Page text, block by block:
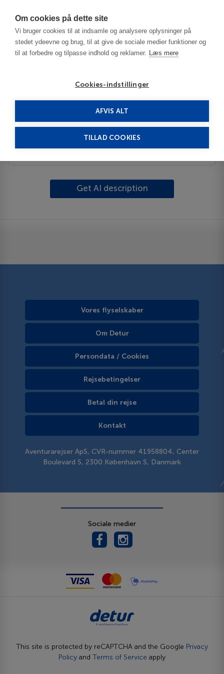
Om cookies på dette site
Vi bruger cookies til at indsamle og analysere oplysninger på
stedet ydeevne og brug, til at give de sociale medier funktioner og
til at forbedre og tilpasse indhold og reklamer. Læs mere
Cookies-indstillinger
AFVIS ALT
TILLAD COOKIES
London
Beskrivelse
Get AI description
Vores flyselskaber
Om Detur
Persondata / Cookies
Rejsebetingelser
Betal din rejse
Kontakt
Aventurarejser ApS, CVR-nummer 41958804, Center
Boulevard 5, 2300 København S, Danmark
Sociale medier
This site is protected by reCAPTCHA and the Google Privacy
Policy and Terms of Service apply